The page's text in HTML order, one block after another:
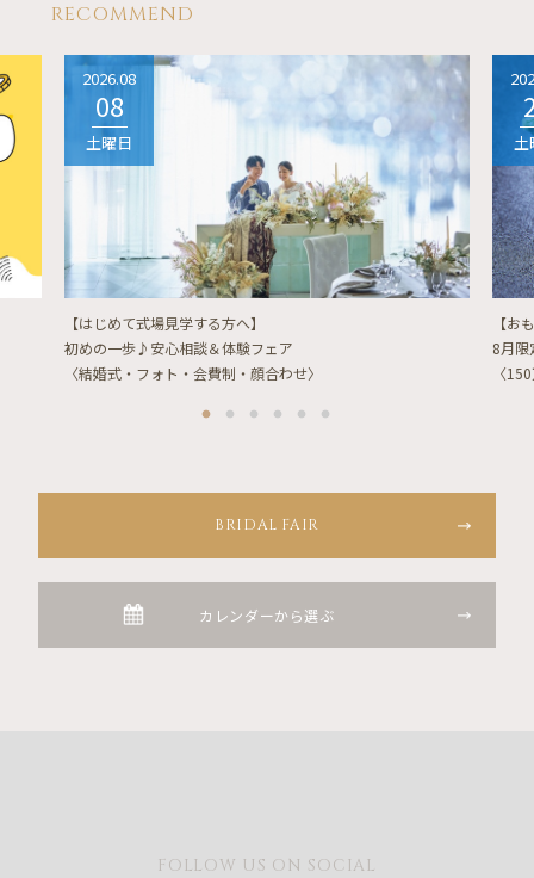
RECOMMEND
2026.08
08
土曜日
【はじめて式場見学する方へ】
初めの一歩♪安心相談＆体験フェア
〈結婚式・フォト・会費制・顔合わせ〉
土
【お
8月限
〈
BRIDAL FAIR
カレンダーから選ぶ
FOLLOW US ON SOCIAL